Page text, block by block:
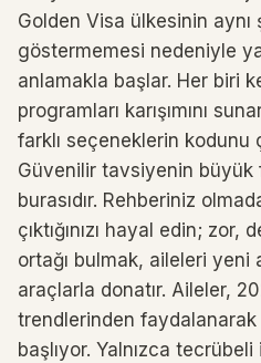
Golden Visa ülkesinin
göstermemesi nedeniyle
anlamakla başlar. Her biri
programları karışımını
farklı seçeneklerin kodunu
Güvenilir tavsiyenin büyük
burasıdır. Rehberiniz
çıktığınızı hayal edin; zor,
ortağı bulmak, aileleri yeni
araçlarla donatır. Aileler,
trendlerinden faydalanarak
başlıyor. Yalnızca